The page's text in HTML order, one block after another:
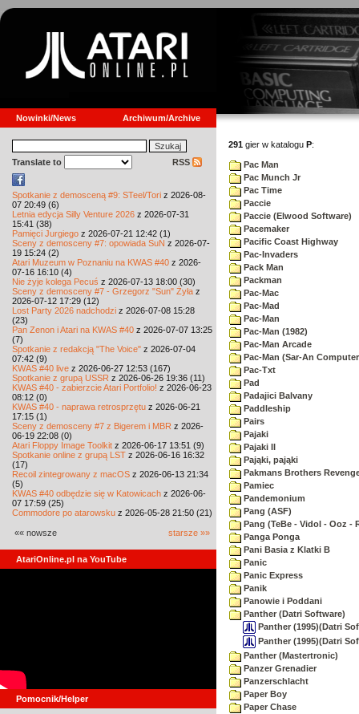
Nowinki/News Archiwum/Archive
Translate to RSS
Spotkanie z demosceną #9: STeel/Tori z 2026-08-
07 20:49 (6)
Letnia edycja Silly Venture 2026 z 2026-07-31
15:41 (38)
Pamięci Jurgiego z 2026-07-21 12:42 (1)
Sceny z demosceny #7: opowiada SuN z 2026-07-
19 15:24 (2)
Atari Muzeum w Poznaniu na KWAS #40 z 2026-
07-16 16:10 (4)
Nie żyje kolega Pecuś z 2026-07-13 18:00 (30)
Sceny z demosceny #7 - Grzegorz "Sun" Żyła z
2026-07-12 17:29 (12)
Lost Party 2026 nadchodzi z 2026-07-08 15:28
(23)
Pan Zenon i Atari na KWAS #40 z 2026-07-07 13:25
(7)
Spotkanie z redakcją "The Voice" z 2026-07-04
07:42 (9)
KWAS #40 live z 2026-06-27 12:53 (167)
Spotkanie z grupą USSR z 2026-06-26 19:36 (11)
KWAS #40 - zabierzcie Atari Portfolio! z 2026-06-23
08:12 (0)
KWAS #40 - naprawa retrosprzętu z 2026-06-21
17:15 (1)
Sceny z demosceny #7 z Bigerem i MBR z 2026-
06-19 22:08 (0)
Atari Floppy Image Toolkit z 2026-06-17 13:51 (9)
Spotkanie online z grupą LST z 2026-06-16 16:32
(17)
Recoil zintegrowany z macOS z 2026-06-13 21:34
(5)
KWAS #40 odbędzie się w Katowicach z 2026-06-
07 17:59 (25)
Commodore po atarowsku z 2026-05-28 21:50 (21)
«« nowsze starsze »»
AtariOnline.pl na YouTube
Pomocnik/Helper
291 gier w katalogu P:
Pac Man
Pac Munch Jr
Pac Time
Paccie
Paccie (Elwood Software)
Pacemaker
Pacific Coast Highway
Pac-Invaders
Pack Man
Packman
Pac-Mac
Pac-Mad
Pac-Man
Pac-Man (1982)
Pac-Man Arcade
Pac-Man (Sar-An
Pac-Txt
Pad
Padajici Balvany
Paddleship
Pairs
Pajaki
Pajaki II
Pająki, pająki
Pakmans Brothers
Pamiec
Pandemonium
Pang (ASF)
Pang (TeBe - Vidol - Ooz -
Panga Ponga
Pani Basia z Klatki B
Panic
Panic Express
Panik
Panowie i Poddani
Panther (Datri Software)
Panther (1995)(Datri
Panther (1995)(Datri
Panther (Mastertronic)
Panzer Grenadier
Panzerschlacht
Paper Boy
Paper Chase